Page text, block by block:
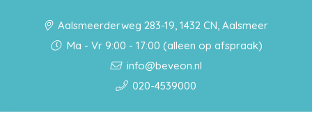
Aalsmeerderweg 283-19, 1432 CN, Aalsmeer
Ma - Vr 9:00 - 17:00 (alleen op afspraak)
info@beveon.nl
020-4539000